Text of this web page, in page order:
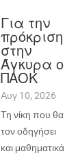
Για την
πρόκριση
στην
Άγκυρα ο
ΠΑΟΚ
Αυγ 10, 2026
Τη νίκη που θα
τον οδηγήσει
και μαθηματικά